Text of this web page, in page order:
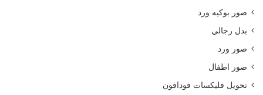
صور بوكيه ورد
بدل رجالي
صور ورد
صور اطفال
تحويل فليكسات فودافون